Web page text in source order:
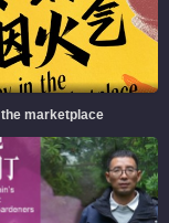
marketplace